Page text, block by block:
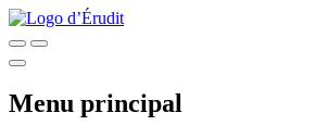
Menu principal